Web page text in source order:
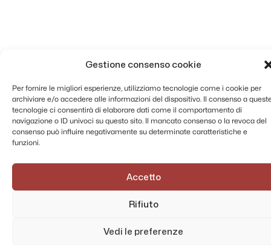
Gestione consenso cookie
Per fornire le migliori esperienze, utilizziamo tecnologie come i cookie per
archiviare e/o accedere alle informazioni del dispositivo. Il consenso a
tecnologie ci consentirà di elaborare dati come il comportamento di
navigazione o ID univoci su questo sito. Il mancato consenso o la revoca del
consenso può influire negativamente su determinate caratteristiche e
funzioni.
Accetto
Rifiuto
Vedi le preferenze